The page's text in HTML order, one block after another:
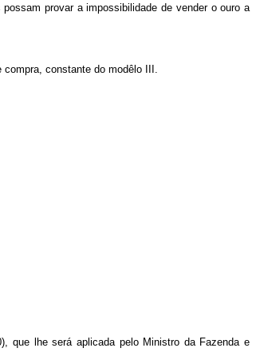
provar a impossibilidade de vender o ouro a
compra, constante do modêlo III.
que lhe será aplicada pelo Ministro da Fazenda e